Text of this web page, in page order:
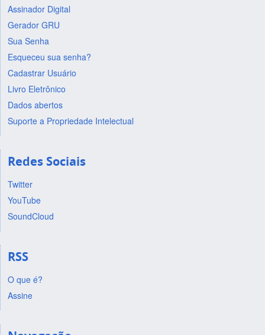
Assinador Digital
Gerador GRU
Sua Senha
Esqueceu sua senha?
Cadastrar Usuário
Livro Eletrônico
Dados abertos
Suporte a Propriedade Intelectual
Redes Sociais
Twitter
YouTube
SoundCloud
RSS
O que é?
Assine